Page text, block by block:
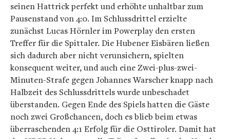
seinen Hattrick perfekt und erhöhte unhaltbar zum
Pausenstand von 4:0. Im Schlussdrittel erzielte
zunächst Lucas Hörnler im Powerplay den ersten
Treffer für die Spittaler. Die Hubener Eisbären ließen
sich dadurch aber nicht verunsichern, spielten
konsequent weiter, und auch eine Zwei-plus-zwei-
Minuten-Strafe gegen Johannes Warscher knapp nach
Halbzeit des Schlussdrittels wurde unbeschadet
überstanden. Gegen Ende des Spiels hatten die Gäste
noch zwei Großchancen, doch es blieb beim etwas
überraschenden 4:1 Erfolg für die Osttiroler. Damit hat